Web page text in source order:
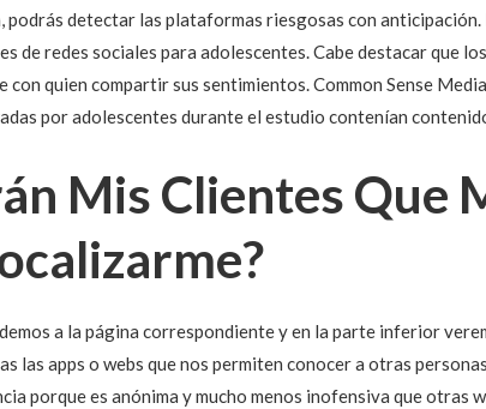
podrás detectar las plataformas riesgosas con
de redes sociales para adolescentes. Cabe destacar que
con quien compartir sus sentimientos. Common Sense
por adolescentes durante el estudio contenían
Mis Clientes Que
a la página correspondiente y en la parte inferior
las apps o webs que nos permiten conocer a otras
porque es anónima y mucho menos inofensiva que